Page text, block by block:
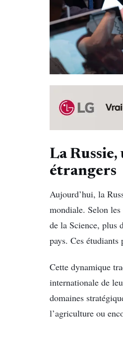
La
étrangers
Aujourd’hui, la
mondiale. Selon
de la Science, plus
pays. Ces étudiants
Cette dynamique
internationale de
domaines
l’agriculture ou